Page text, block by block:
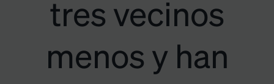
tres vecinos
menos y han